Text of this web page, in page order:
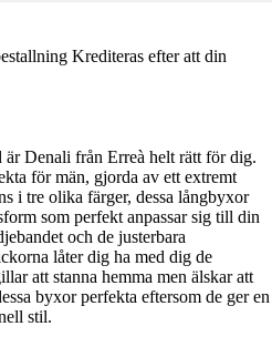
Krediteras efter att din
Denali från Erreà helt rätt för dig.
för män, gjorda av ett extremt
i tre olika färger, dessa långbyxor
som perfekt anpassar sig till din
och de justerbara
låter dig ha med dig de
att stanna hemma men älskar att
byxor perfekta eftersom de ger en
stil.